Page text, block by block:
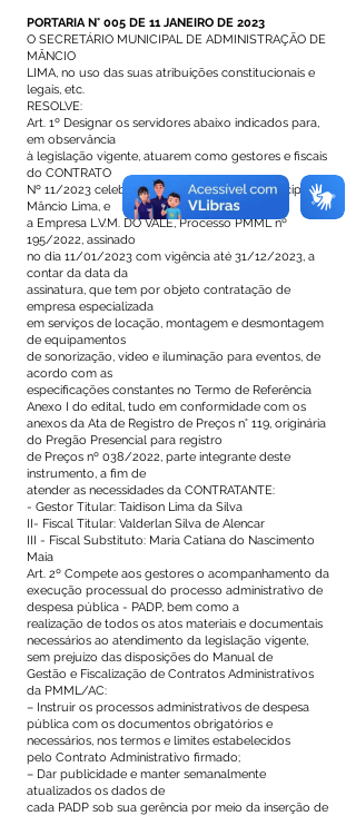
PORTARIA N° 005 DE 11 JANEIRO DE 2023
O SECRETÁRIO MUNICIPAL DE ADMINISTRAÇÃO DE
MÂNCIO
LIMA, no uso das suas atribuições constitucionais e
legais, etc.
RESOLVE:
Art. 1º Designar os servidores abaixo indicados para,
em observância
à legislação vigente, atuarem como gestores e fiscais
do CONTRATO
Nº 11/2023 celebrado entre a Prefeitura Municipal de
Mâncio Lima, e
a Empresa L.V.M. DO VALE, Processo PMML nº
195/2022, assinado
no dia 11/01/2023 com vigência até 31/12/2023, a
contar da data da
assinatura, que tem por objeto contratação de
empresa especializada
em serviços de locação, montagem e desmontagem
de equipamentos
de sonorização, vídeo e iluminação para eventos, de
acordo com as
especificações constantes no Termo de Referência
Anexo I do edital, tudo em conformidade com os
anexos da Ata de Registro de Preços n° 119, originária
do Pregão Presencial para registro
de Preços nº 038/2022, parte integrante deste
instrumento, a fim de
atender as necessidades da CONTRATANTE:
- Gestor Titular: Taidison Lima da Silva
II- Fiscal Titular: Valderlan Silva de Alencar
III - Fiscal Substituto: Maria Catiana do Nascimento
Maia
Art. 2º Compete aos gestores o acompanhamento da
execução processual do processo administrativo de
despesa pública - PADP, bem como a
realização de todos os atos materiais e documentais
necessários ao atendimento da legislação vigente,
sem prejuízo das disposições do Manual de
Gestão e Fiscalização de Contratos Administrativos
da PMML/AC:
– Instruir os processos administrativos de despesa
pública com os documentos obrigatórios e
necessários, nos termos e limites estabelecidos
pelo Contrato Administrativo firmado;
– Dar publicidade e manter semanalmente
atualizados os dados de
cada PADP sob sua gerência por meio da inserção de